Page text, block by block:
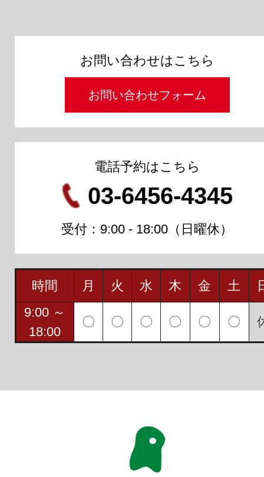
お問い合わせはこちら
お問い合わせフォーム
電話予約はこちら
03-6456-4345
受付：9:00 - 18:00（日曜休）
時間 月 火 水 木 金 土
9:00 ～
18:00
〇 〇 〇 〇 〇 〇